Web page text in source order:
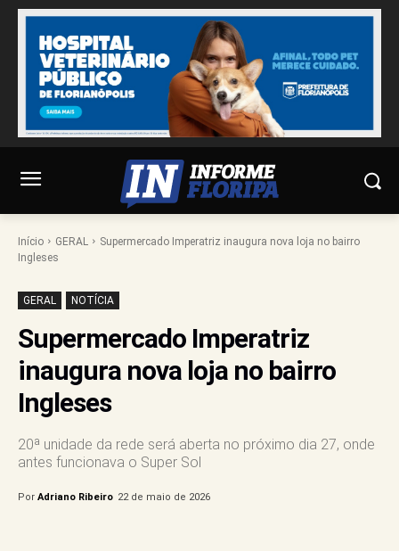
Início GERAL
Supermercado Imperatriz inaugura nova loja no bairro
Ingleses
GERAL NOTÍCIA
Supermercado Imperatriz
inaugura nova loja no bairro
Ingleses
20ª unidade da rede será aberta no próximo dia 27, onde
antes funcionava o Super Sol
Por Adriano Ribeiro 22 de maio de 2026